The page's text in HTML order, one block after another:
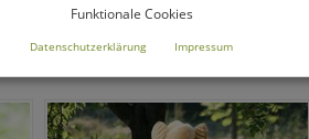
Japanische Stein Laterne
237,00 €*
Funktionale Cookies
Datenschutzerklärung Impressum